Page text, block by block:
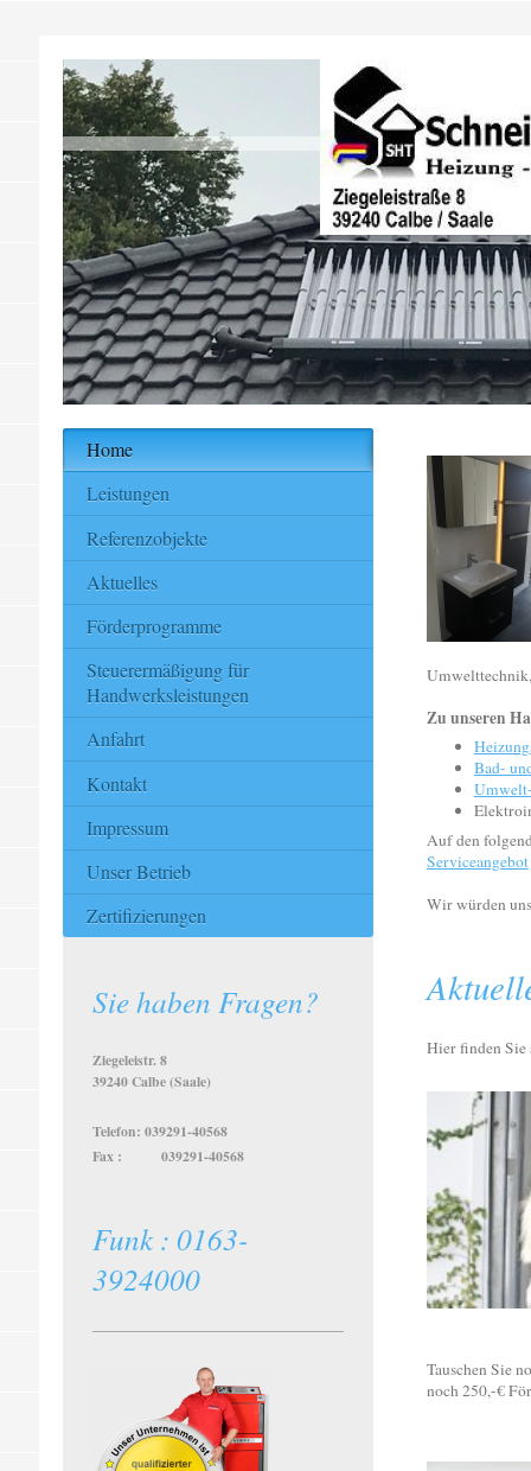
Zu unseren
Bad-
Auf den
Serviceangebot
Wir würden
Hier finden Sie
Tauschen Sie
noch 250,-€
Home
Leistungen
Referenzobjekte
Aktuelles
Förderprogramme
Steuerermäßigung für
Handwerksleistungen
Anfahrt
Kontakt
Impressum
Unser Betrieb
Zertifizierungen
Sie haben Fragen?
Ziegeleistr. 8
39240 Calbe (Saale)
Telefon: 039291-40568
Fax : 039291-40568
Funk : 0163-
3924000